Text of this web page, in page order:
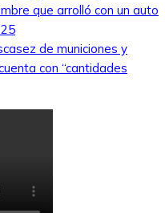
que arrolló con un auto
de municiones y
con “cantidades